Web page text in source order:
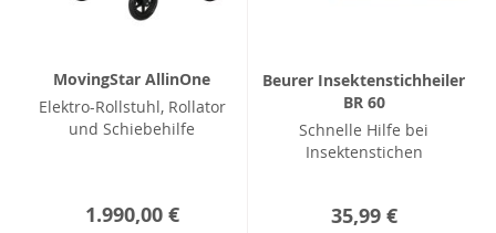
MovingStar AllinOne
Elektro-Rollstuhl, Rollator
und Schiebehilfe
1.990,00 €
Beurer Insektenstichheiler
BR 60
Schnelle Hilfe bei
Insektenstichen
35,99 €